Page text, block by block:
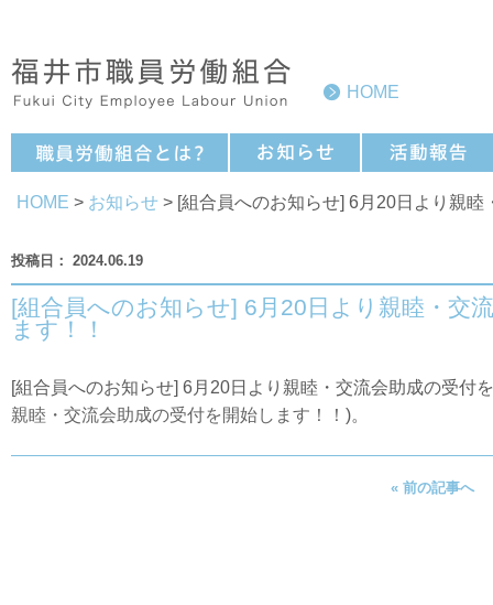
HOME
HOME > お知らせ > [組合員へのお知らせ] 6月20日より親
2024.06.19
[組合員へのお知らせ] 6月20日より親睦・交
ます！！
[組合員へのお知らせ] 6月20日より親睦・交流会助成の受付
親睦・交流会助成の受付を開始します！！ )。
« 前の記事へ